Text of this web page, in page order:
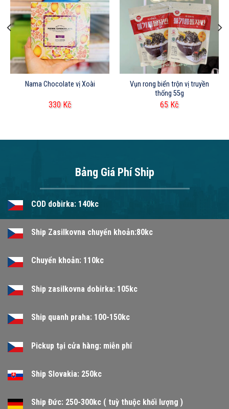
Nama Chocolate vị Xoài
330 Kč
Vụn rong biển trộn vị truyền
thống 55g
65 Kč
Bảng Giá Phí Ship
COD dobirka: 140kc
Ship Zasilkovna chuyển khoản:80kc
Chuyển khoản: 110kc
Ship zasilkovna dobirka: 105kc
Ship quanh praha: 100-150kc
Pickup tại cửa hàng: miễn phí
Ship Slovakia: 250kc
Ship Đức: 250-300kc ( tuỳ thuộc khối lượng )